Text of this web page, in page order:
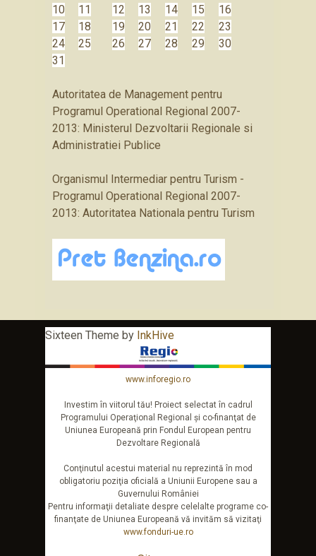
10
11 12 13 14 15
16
17
18 19 20 21 22
23
24
25 26 27 28 29
30
31
Autoritatea de Management pentru
Programul Operational Regional 2007-
2013: Ministerul Dezvoltarii Regionale si
Administratiei Publice
Organismul Intermediar pentru Turism -
Programul Operational Regional 2007-
2013: Autoritatea Nationala pentru Turism
Sixteen Theme by InkHive
www.inforegio.ro
Investim în viitorul tău! Proiect selectat în cadrul
Programului Operaţional Regional şi co-finanţat de
Uniunea Europeană prin Fondul European pentru
Dezvoltare Regională
Conţinutul acestui material nu reprezintă în mod
obligatoriu poziţia oficială a Uniunii Europene sau a
Guvernului României
Pentru informaţii detaliate despre celelalte programe co-
finanţate de Uniunea Europeană vă invităm să vizitaţi
www.fonduri-ue.ro